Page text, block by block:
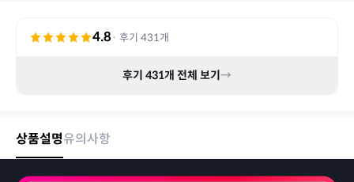
4.8· 후기 431개
후기 431개 전체 보기→
상품설명유의사항